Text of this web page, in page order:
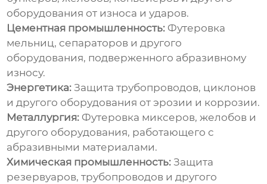
оборудования от износа и ударов.
Цементная промышленность: Футеровка
мельниц, сепараторов и другого
оборудования, подверженного абразивному
износу.
Энергетика: Защита трубопроводов, циклонов
и другого оборудования от эрозии и коррозии.
Металлургия: Футеровка миксеров, желобов и
другого оборудования, работающего с
абразивными материалами.
Химическая промышленность: Защита
резервуаров, трубопроводов и другого